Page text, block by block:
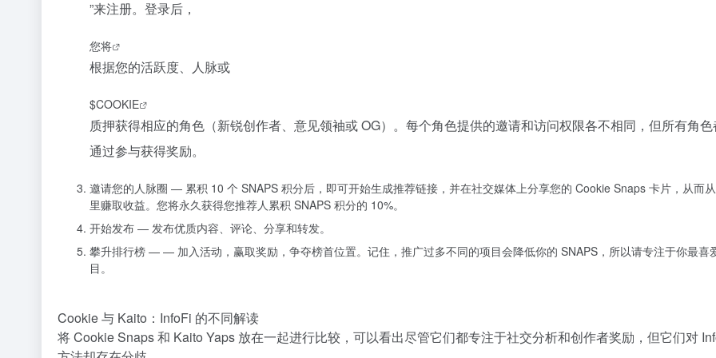
”来注册。登录后，
您将
根据您的活跃度、人脉或
$COOKIE
质押获得相应的角色（新锐创作者、意见领袖或 OG）。每个角色提供的邀请和访问权限各不相同，但所有角
通过参与获得奖励。
邀请您的人脉圈 — 累积 10 个 SNAPS 积分后，即可开始生成推荐链接，并在社交媒体上分享您的 Cookie Snaps 卡片，从而
里赚取收益。您将永久获得您推荐人累积 SNAPS 积分的 10%。
开始发布 — 发布优质内容、评论、分享和转发。
攀升排行榜 — — 加入活动，赢取奖励，争夺榜首位置。记住，推广过多不同的项目会降低你的 SNAPS，所以请专注于你最喜
目。
Cookie 与 Kaito：InfoFi 的不同解读
将 Cookie Snaps 和 Kaito Yaps 放在一起进行比较，可以看出尽管它们都专注于社交分析和创作者奖励，但它们对